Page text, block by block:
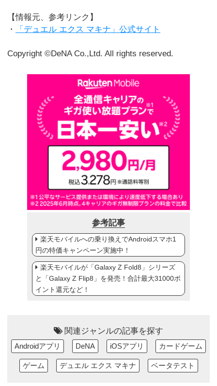
【情報元、参考リンク】
・
「デュエル エクス マキナ」公式サイト
Copyright ©DeNA Co.,Ltd. All rights reserved.
参考記事
楽天モバイルへの乗り換えでAndroidスマホ1
円の特価キャンペーン実施中！
楽天モバイルが「Galaxy Z Fold8」シリーズ
と「Galaxy Z Flip8」を発売！合計最大31000ポ
イント還元など！
関連ジャンルの記事を探す
Androidアプリ DeNA iOSアプリ カードゲーム
ゲーム デュエル エクス マキナ ベータテスト